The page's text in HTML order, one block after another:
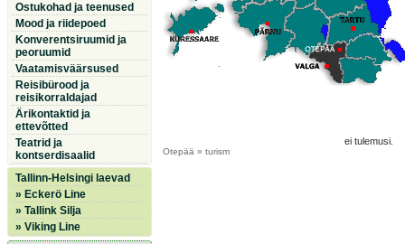
Ostukohad ja teenused
Mood ja riidepoed
Konverentsiruumid ja
peoruumid
Vaatamisväärsused
Reisibürood ja
reisikorraldajad
Ärikontaktid ja
ettevõtted
Teatrid ja
kontserdisaalid
Tallinn-Helsingi laevad
» Eckerö Line
» Tallink Silja
» Viking Line
ei tulemusi.
Otepää » turism